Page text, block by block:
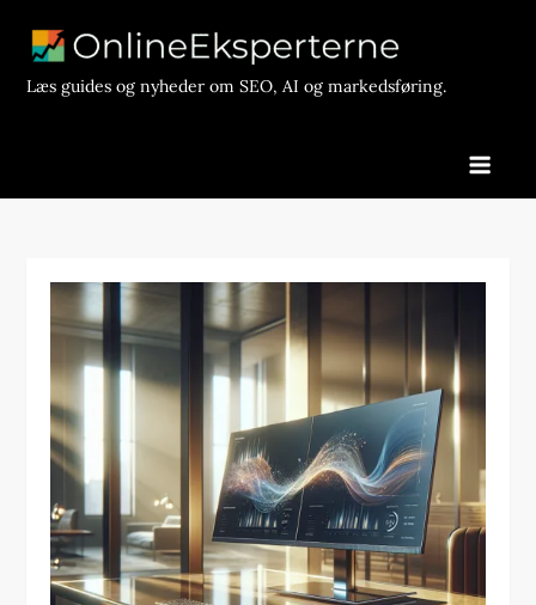
contentLæs guides og nyheder om SEO, AI og markedsføring.